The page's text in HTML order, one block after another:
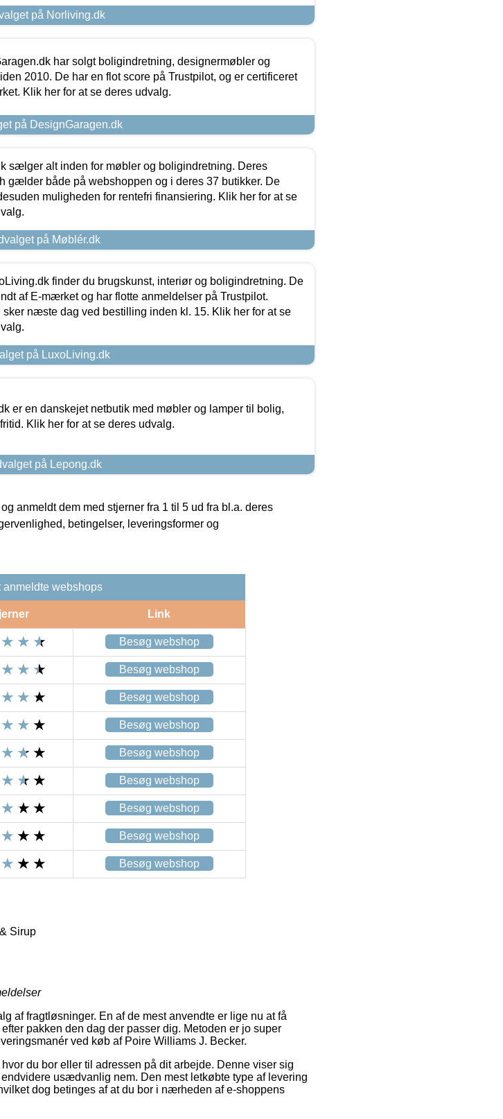
på Norliving.dk
har solgt boligindretning, designermøbler og
2010. De har en flot score på Trustpilot, og er certificeret
Klik her for at se deres udvalg.
på DesignGaragen.dk
sælger alt inden for møbler og boligindretning. Deres
gælder både på webshoppen og i deres 37 butikker. De
muligheden for rentefri finansiering. Klik her for at se
på Møblér.dk
finder du brugskunst, interiør og boligindretning. De
af E-mærket og har flotte anmeldelser på Trustpilot.
sker næste dag ved bestilling inden kl. 15. Klik her for at se
på LuxoLiving.dk
er en danskejet netbutik med møbler og lamper til bolig,
Klik her for at se deres udvalg.
på Lepong.dk
anmeldt dem med stjerner fra 1 til 5 ud fra bl.a. deres
betingelser, leveringsformer og
anmeldte webshops
Link
Besøg webshop
Besøg webshop
Besøg webshop
Besøg webshop
Besøg webshop
Besøg webshop
Besøg webshop
Besøg webshop
Besøg webshop
Sirup
af fragtløsninger. En af de mest anvendte er lige nu at få
pakken den dag der passer dig. Metoden er jo super
ved køb af Poire Williams J. Becker.
du bor eller til adressen på dit arbejde. Denne viser sig
usædvanlig nem. Den mest letkøbte type af levering
dog betinges af at du bor i nærheden af e-shoppens